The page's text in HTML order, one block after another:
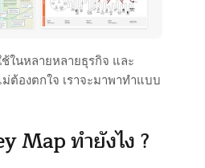
ในหลายหลายธุรกิจ และ
ต้องตกใจ เราจะมาพาทำแบบ
Map ทำยังไง ?